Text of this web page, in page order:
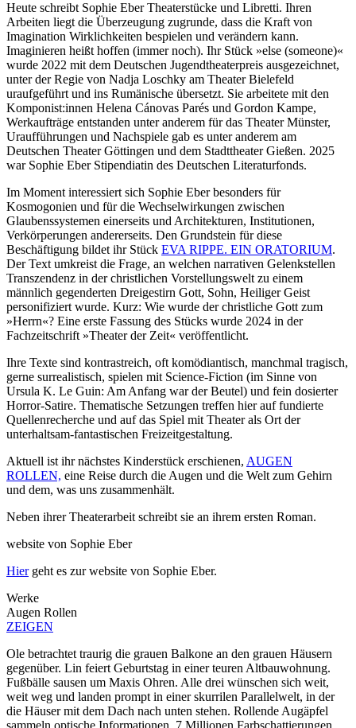
Heute schreibt Sophie Eber Theaterstücke und Libretti. Ihren
Arbeiten liegt die Überzeugung zugrunde, dass die Kraft von
Imagination Wirklichkeiten bespielen und verändern kann.
Imaginieren heißt hoffen (immer noch). Ihr Stück »else (someone)«
wurde 2022 mit dem Deutschen Jugendtheaterpreis ausgezeichnet,
unter der Regie von Nadja Loschky am Theater Bielefeld
uraufgeführt und ins Rumänische übersetzt. Sie arbeitete mit den
Komponist:innen Helena Cánovas Parés und Gordon Kampe,
Werkaufträge entstanden unter anderem für das Theater Münster,
Uraufführungen und Nachspiele gab es unter anderem am
Deutschen Theater Göttingen und dem Stadttheater Gießen. 2025
war Sophie Eber Stipendiatin des Deutschen Literaturfonds.
Im Moment interessiert sich Sophie Eber besonders für
Kosmogonien und für die Wechselwirkungen zwischen
Glaubenssystemen einerseits und Architekturen, Institutionen,
Verkörperungen andererseits. Den Grundstein für diese
Beschäftigung bildet ihr Stück EVA RIPPE. EIN ORATORIUM.
Der Text umkreist die Frage, an welchen narrativen Gelenkstellen
Transzendenz in der christlichen Vorstellungswelt zu einem
männlich gegenderten Dreigestirn Gott, Sohn, Heiliger Geist
personifiziert wurde. Kurz: Wie wurde der christliche Gott zum
»Herrn«? Eine erste Fassung des Stücks wurde 2024 in der
Fachzeitschrift »Theater der Zeit« veröffentlicht.
Ihre Texte sind kontrastreich, oft komödiantisch, manchmal tragisch,
gerne surrealistisch, spielen mit Science-Fiction (im Sinne von
Ursula K. Le Guin: Am Anfang war der Beutel) und fein dosierter
Horror-Satire. Thematische Setzungen treffen hier auf fundierte
Quellenrecherche und auf das Spiel mit Theater als Ort der
unterhaltsam-fantastischen Freizeitgestaltung.
Aktuell ist ihr nächstes Kinderstück erschienen, AUGEN
ROLLEN, eine Reise durch die Augen und die Welt zum Gehirn
und dem, was uns zusammenhält.
Neben ihrer Theaterarbeit schreibt sie an ihrem ersten Roman.
website von Sophie Eber
Hiergeht es zur website von Sophie Eber.
Werke
Augen Rollen
ZEIGEN
Ole betrachtet traurig die grauen Balkone an den grauen Häusern
gegenüber. Lin feiert Geburtstag in einer teuren Altbauwohnung.
Fußbälle sausen um Maxis Ohren. Alle drei wünschen sich weit,
weit weg und landen prompt in einer skurrilen Parallelwelt, in der
die Häuser mit dem Dach nach unten stehen. Rollende Augäpfel